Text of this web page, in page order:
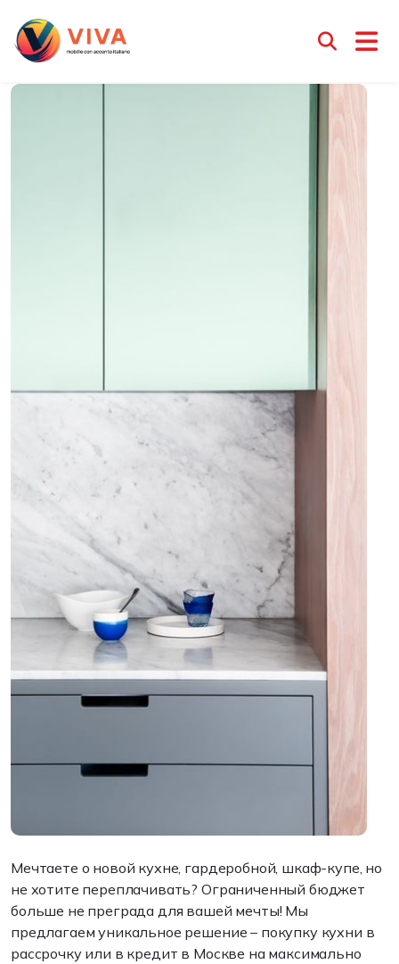
Мечтаете о новой кухне, гардеробной, шкаф-купе, но
не хотите переплачивать? Ограниченный бюджет
больше не преграда для вашей мечты! Мы
предлагаем уникальное решение – покупку кухни в
рассрочку или в кредит в Москве на максимально